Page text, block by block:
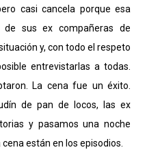
casi cancela porque esa
sus ex compañeras de
y, con todo el respeto
entrevistarlas a todas.
La cena fue un éxito.
de pan de locos, las ex
y pasamos una noche
están en los episodios.